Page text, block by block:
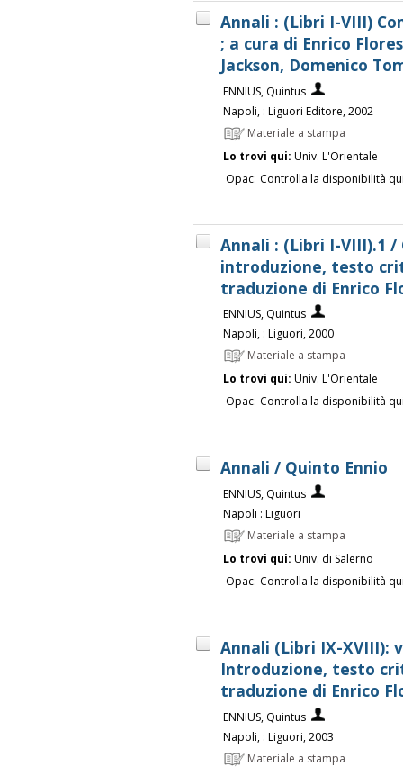
Annali : (Libri I-VIII)
; a cura di Enrico
Jackson, Domenico
ENNIUS, Quintus
Napoli, : Liguori Editore, 2002
Materiale a stampa
Lo trovi qui: Univ. L'Orientale
Opac: Controlla la disponibilità
Annali : (Libri I-VIII).1 /
introduzione, testo
traduzione di Enrico
ENNIUS, Quintus
Napoli, : Liguori, 2000
Materiale a stampa
Lo trovi qui: Univ. L'Orientale
Opac: Controlla la disponibilità
Annali / Quinto Ennio
ENNIUS, Quintus
Napoli : Liguori
Materiale a stampa
Lo trovi qui: Univ. di Salerno
Opac: Controlla la disponibilità
Annali (Libri IX-XVIII):
Introduzione, testo
traduzione di Enrico
ENNIUS, Quintus
Napoli, : Liguori, 2003
Materiale a stampa